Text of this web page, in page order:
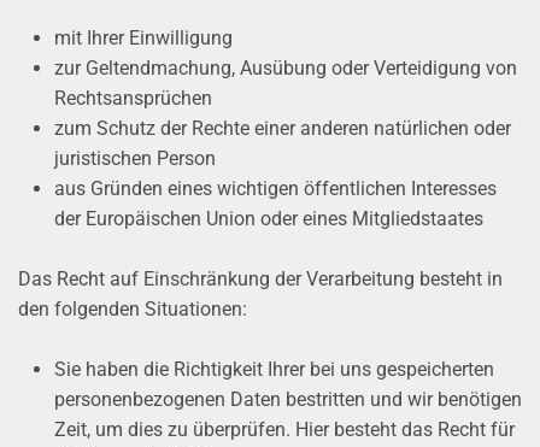
mit Ihrer Einwilligung
zur Geltendmachung, Ausübung oder Verteidigung von
Rechtsansprüchen
zum Schutz der Rechte einer anderen natürlichen oder
juristischen Person
aus Gründen eines wichtigen öffentlichen Interesses
der Europäischen Union oder eines Mitgliedstaates
Das Recht auf Einschränkung der Verarbeitung besteht in
den folgenden Situationen:
Sie haben die Richtigkeit Ihrer bei uns gespeicherten
personenbezogenen Daten bestritten und wir benötigen
Zeit, um dies zu überprüfen. Hier besteht das Recht für